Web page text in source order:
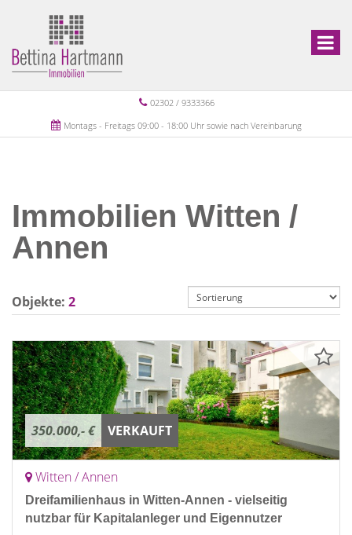
02302 / 9333366
Montags - Freitags 09:00 - 18:00 Uhr sowie nach Vereinbarung
Immobilien Witten /
Annen
Objekte: 2
350.000,- € VERKAUFT
Witten / Annen
Dreifamilienhaus in Witten-Annen - vielseitig
nutzbar für Kapitalanleger und Eigennutzer